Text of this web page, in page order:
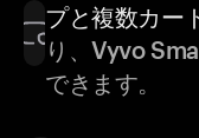
プと複数カー
り、Vyvo
できます。